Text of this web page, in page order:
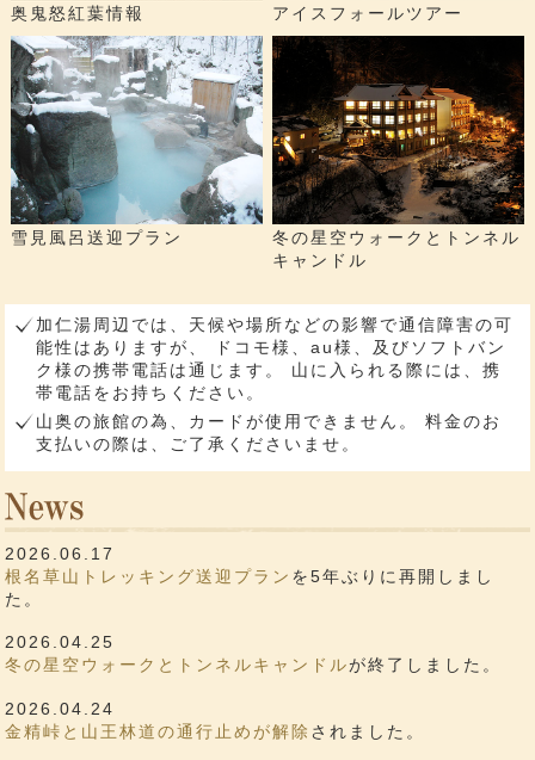
奥鬼怒紅葉情報 アイスフォールツアー
雪見風呂送迎プラン
冬の星空ウォークとトンネル
キャンドル
加仁湯周辺では、天候や場所などの影響で通信障害の可
能性はありますが、 ドコモ様、au様、及びソフトバン
ク様の携帯電話は通じます。 山に入られる際には、携
帯電話をお持ちください。
山奥の旅館の為、カードが使用できません。 料金のお
支払いの際は、ご了承くださいませ。
2026.06.17
根名草山トレッキング送迎プラン を5年ぶりに再開しまし
た。
2026.04.25
冬の星空ウォークとトンネルキャンドルが終了しました。
2026.04.24
金精峠と山王林道の通行止めが解除 されました。